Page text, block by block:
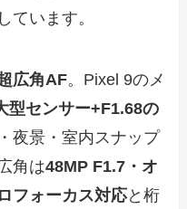
ています。
広角AF。Pixel 9のメ
型センサー+F1.68の
夜景・室内スナップ
角は48MP F1.7・オ
フォーカス対応と桁